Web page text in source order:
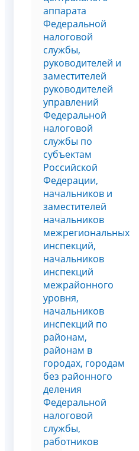
аппарата
Федеральной
налоговой
службы,
руководителей и
заместителей
руководителей
управлений
Федеральной
налоговой
службы по
субъектам
Российской
Федерации,
начальников и
заместителей
начальников
межрегиональных
инспекций,
начальников
инспекций
межрайонного
уровня,
начальников
инспекций по
районам,
районам в
городах, городам
без районного
деления
Федеральной
налоговой
службы,
работников